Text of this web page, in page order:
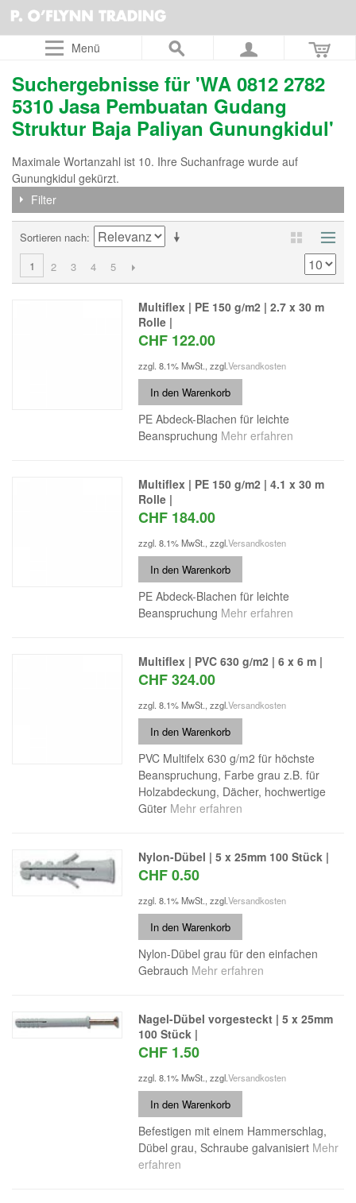
Menü
Suchergebnisse für 'WA 0812 2782
5310 Jasa Pembuatan Gudang
Struktur Baja Paliyan Gunungkidul'
Maximale Wortanzahl ist 10. Ihre Suchanfrage wurde auf
Gunungkidul gekürzt.
Filter
Sortieren nach
1
2 3 4 5
Multiflex | PE 150 g/m2 | 2.7 x 30 m
Rolle |
CHF 122.00
zzgl. 8.1% MwSt.,zzgl.Versandkosten
In den Warenkorb
PE Abdeck-Blachen für leichte
Beanspruchung Mehr erfahren
Multiflex | PE 150 g/m2 | 4.1 x 30 m
Rolle |
CHF 184.00
zzgl. 8.1% MwSt.,zzgl.Versandkosten
In den Warenkorb
PE Abdeck-Blachen für leichte
Beanspruchung Mehr erfahren
Multiflex | PVC 630 g/m2 | 6 x 6 m |
CHF 324.00
zzgl. 8.1% MwSt.,zzgl.Versandkosten
In den Warenkorb
PVC Multifelx 630 g/m2 für höchste
Beanspruchung, Farbe grau z.B. für
Holzabdeckung, Dächer, hochwertige
Güter Mehr erfahren
Nylon-Dübel | 5 x 25mm 100 Stück |
CHF 0.50
zzgl. 8.1% MwSt.,zzgl.Versandkosten
In den Warenkorb
Nylon-Dübel grau für den einfachen
Gebrauch Mehr erfahren
Nagel-Dübel vorgesteckt | 5 x 25mm
100 Stück |
CHF 1.50
zzgl. 8.1% MwSt.,zzgl.Versandkosten
In den Warenkorb
Befestigen mit einem Hammerschlag,
Dübel grau, Schraube galvanisiert Mehr
erfahren